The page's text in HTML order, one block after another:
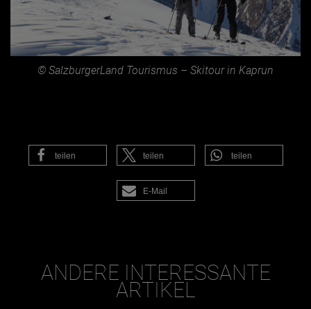
© SalzburgerLand Tourismus – Skitour in Kaprun
teilen teilen teilen
E-Mail
ANDERE INTERESSANTE
ARTIKEL